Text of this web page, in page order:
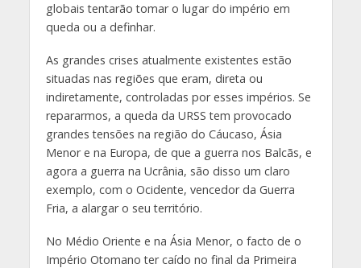
globais tentarão tomar o lugar do império em
queda ou a definhar.
As grandes crises atualmente existentes estão
situadas nas regiões que eram, direta ou
indiretamente, controladas por esses impérios. Se
repararmos, a queda da URSS tem provocado
grandes tensões na região do Cáucaso, Ásia
Menor e na Europa, de que a guerra nos Balcãs, e
agora a guerra na Ucrânia, são disso um claro
exemplo, com o Ocidente, vencedor da Guerra
Fria, a alargar o seu território.
No Médio Oriente e na Ásia Menor, o facto de o
Império Otomano ter caído no final da Primeira